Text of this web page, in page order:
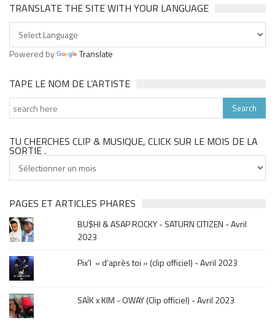
TRANSLATE THE SITE WITH YOUR LANGUAGE
Powered by Translate
TAPE LE NOM DE L’ARTISTE
TU CHERCHES CLIP & MUSIQUE, CLICK SUR LE MOIS DE LA
SORTIE .
cherches
&
musique,
click
sur
le
mois
de
la
sortie
PAGES ET ARTICLES PHARES
BU$HI & ASAP ROCKY - SATURN CITIZEN - Avril
2023
Pix’l « d’après toi » (clip officiel) - Avril 2023
SAÏK x KIM - OWAY (Clip officiel) - Avril 2023